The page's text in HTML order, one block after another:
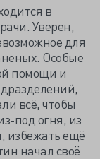
в
Уверен,
для
Особые
помощи и
всё, чтобы
под огня, из
избежать ещё
начал своё